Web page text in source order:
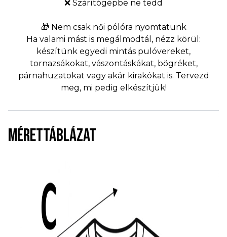
❌ Szárítógépbe ne tedd
🎁 Nem csak női pólóra nyomtatunk
Ha valami mást is megálmodtál, nézz körül:
készítünk egyedi mintás pulóvereket,
tornazsákokat, vászontáskákat, bögréket,
párnahuzatokat vagy akár kirakókat is. Tervezd
meg, mi pedig elkészítjük!
MÉRETTÁBLÁZAT